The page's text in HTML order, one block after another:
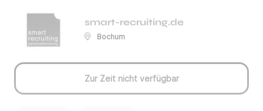
smart-recruiting.de
Bochum
Zur Zeit nicht verfügbar